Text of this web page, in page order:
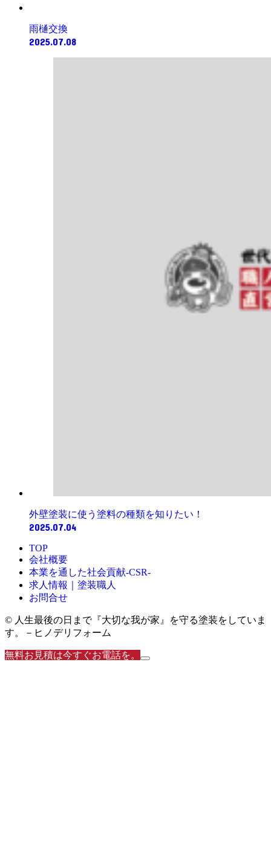
雨樋交換
2025.07.08
外壁塗装に使う塗料の種類を知りたい！
2025.07.04
TOP
会社概要
本業を通した社会貢献-CSR-
求人情報｜塗装職人
お問合せ
© 人生最後の日まで『大切な我が家』を守る塗装をしていま
す。－ヒノデリフォーム
無料お見積は今すぐお電話を。